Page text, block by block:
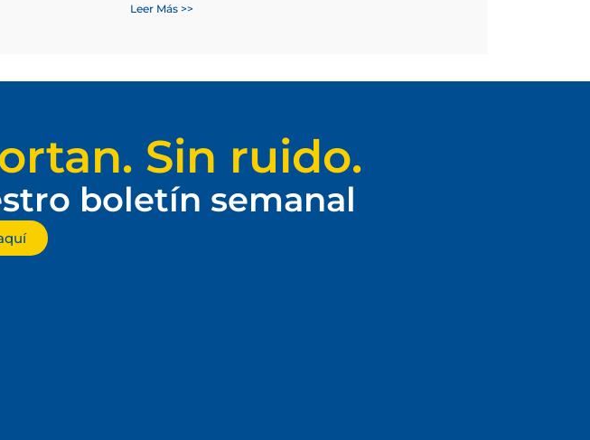
Leer Más >>
Sin ruido.
boletín semanal